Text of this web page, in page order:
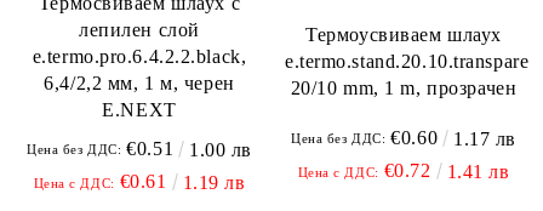
лепилен слой
e.termo.pro.6.4.2.2.black,
6,4/2,2 мм, 1 м, черен
E.NEXT
Цена без ДДС: €0.51 1.00 лв
Цена с ДДС: €0.61 1.19 лв
Термоусвиваем шлаух
20/10 mm, 1 m, прозрачен
Цена без ДДС: €0.60 1.17 лв
Цена с ДДС: €0.72 1.41 лв